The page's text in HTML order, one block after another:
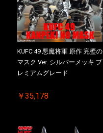
KUFC 49 悪魔将軍 原作 完璧の
マスク Ver. シルバーメッキ プ
レミアムグレード
￥35,178